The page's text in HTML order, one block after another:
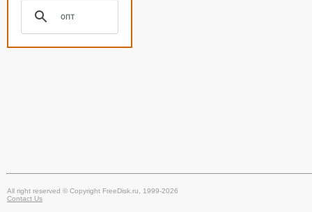
All right reserved © Copyright FreeDisk.ru, 1999-2026
Contact Us